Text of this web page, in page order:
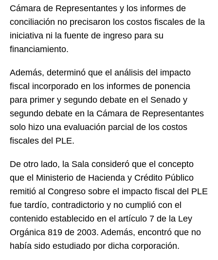
Cámara de Representantes y los informes de
conciliación no precisaron los costos fiscales de la
iniciativa ni la fuente de ingreso para su
financiamiento.
Además, determinó que el análisis del impacto
fiscal incorporado en los informes de ponencia
para primer y segundo debate en el Senado y
segundo debate en la Cámara de Representantes
solo hizo una evaluación parcial de los costos
fiscales del PLE.
De otro lado, la Sala consideró que el concepto
que el Ministerio de Hacienda y Crédito Público
remitió al Congreso sobre el impacto fiscal del PLE
fue tardío, contradictorio y no cumplió con el
contenido establecido en el artículo 7 de la Ley
Orgánica 819 de 2003. Además, encontró que no
había sido estudiado por dicha corporación.